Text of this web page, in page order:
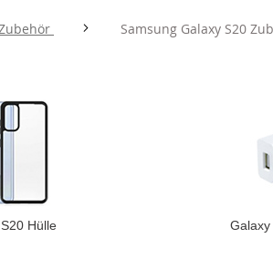
Samsung Galaxy S20
Hülle